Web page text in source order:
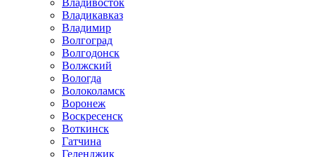
Владивосток
Владикавказ
Владимир
Волгоград
Волгодонск
Волжский
Вологда
Волоколамск
Воронеж
Воскресенск
Воткинск
Гатчина
Геленджик